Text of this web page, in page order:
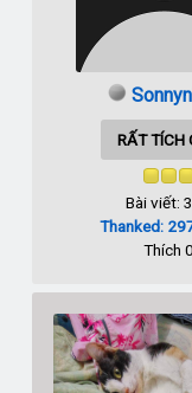
RẤT TÍCH
Bài viết:
Thanked:
Thích 0